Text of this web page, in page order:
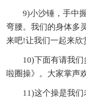
9)小沙锤，手中
弯腰。我们的身体多
来吧!让我们一起来欣
10)下面有请我
啦圈操》。大家掌声
11)这个操是我